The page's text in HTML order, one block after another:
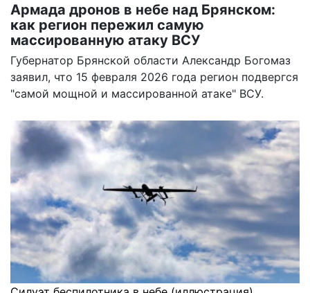
Армада дронов в небе над Брянском:
как регион пережил самую
массированную атаку ВСУ
Губернатор Брянской области Александр Богомаз
заявил, что 15 февраля 2026 года регион подвергся
"самой мощной и массированной атаке" ВСУ.